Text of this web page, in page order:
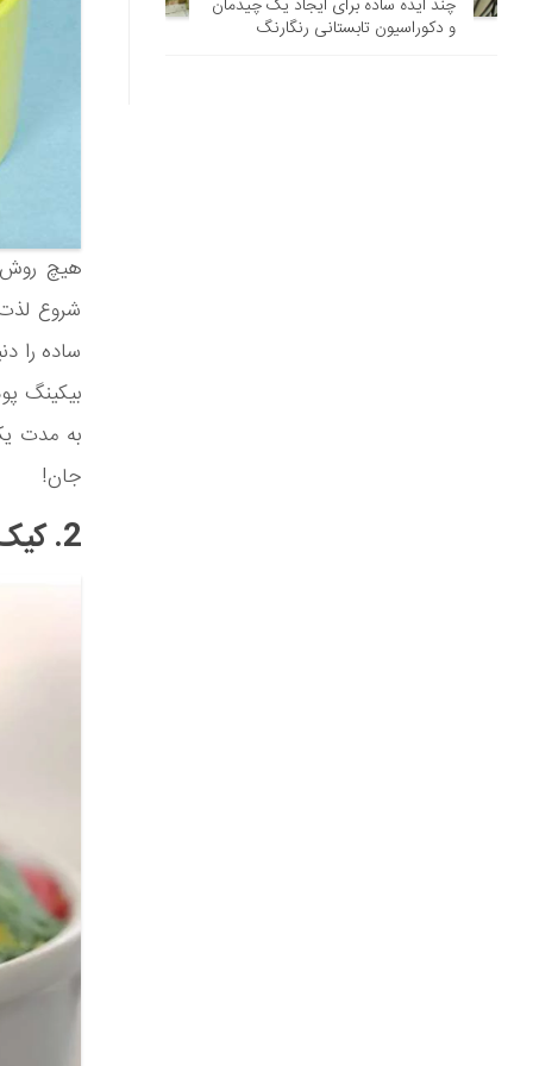
شروع
بیکینگ
به مدت
جان!
2. کیک فنجانی رنگین‌کمان
چند ایده ساده برای ایجاد یک چیدمان
و دکوراسیون تابستانی رنگارنگ